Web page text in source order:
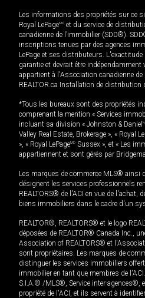
Les informations des propriétés sur ce
Royal LePageMD et du service de
canadienne de l’immobilier (SDD®).
inscriptions tenues par des agences
LePage et ses distributeurs.
garantie et devrait être indépendamment
appartient à l'Association canadienne de
REALTOR.ca Installation de distribution
*Tous les bureaux sont des propriétés
comprenant la mention « Services
incluant sa division « Johnston & Daniel
Valley Real Estate, Brokerage », « Royal
», « Royal LePageMD Sussex », et « Les
appartiennent et sont gérés par
Les marques de commerce MLS® ainsi
désignent les services professionnels
REALTORS® de l'ACI en vue de l'achat,
biens immobiliers dans le cadre d'un
REALTOR®, REALTORS® et le logo
déposées de REALTOR® Canada Inc.,
Association of REALTORS® et
sont propriétaires. Les marques de
distinguer les services immobiliers
immobilier en tant que membres de
S.I.A.® /MLS®, Service inter-agences®,
propriété de l'ACI, et ils servent à